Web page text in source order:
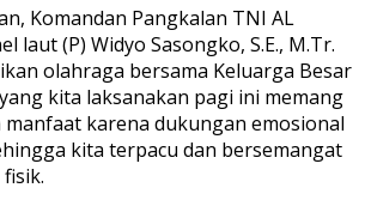
Komandan Pangkalan TNI AL
laut (P) Widyo Sasongko, S.E., M.Tr.
olahraga bersama Keluarga Besar
kita laksanakan pagi ini memang
manfaat karena dukungan emosional
kita terpacu dan bersemangat